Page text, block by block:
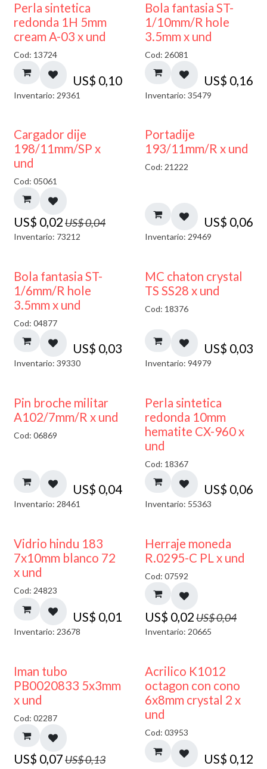
Perla sintetica
redonda 1H 5mm
cream A-03 x und
Cod: 13724
US$ 0,10
Inventario: 29361
Bola fantasia ST-
1/10mm/R hole
3.5mm x und
Cod: 26081
US$ 0,16
Inventario: 35479
50% DESCUENTO
Cargador dije
198/11mm/SP x
und
Cod: 05061
US$ 0,02US$0,04
Inventario: 73212
Portadije
193/11mm/R x und
Cod: 21222
US$ 0,06
Inventario: 29469
Bola fantasia ST-
1/6mm/R hole
3.5mm x und
Cod: 04877
US$ 0,03
Inventario: 39330
MC chaton crystal
TS SS28 x und
Cod: 18376
US$ 0,03
Inventario: 94979
Pin broche militar
A102/7mm/R x und
Cod: 06869
US$ 0,04
Inventario: 28461
Perla sintetica
redonda 10mm
hematite CX-960 x
und
Cod: 18367
US$ 0,06
Inventario: 55363
40% DESCUENTO
Vidrio hindu 183
7x10mm blanco 72
x und
Cod: 24823
US$ 0,01
Inventario: 23678
50% DESCUENTO
Herraje moneda
R.0295-C PL x und
Cod: 07592
US$ 0,02US$0,04
Inventario: 20665
50% DESCUENTO
Iman tubo
PB0020833 5x3mm
x und
Cod: 02287
US$ 0,07US$0,13
Acrilico K1012
octagon con cono
6x8mm crystal 2 x
und
Cod: 03953
US$ 0,12